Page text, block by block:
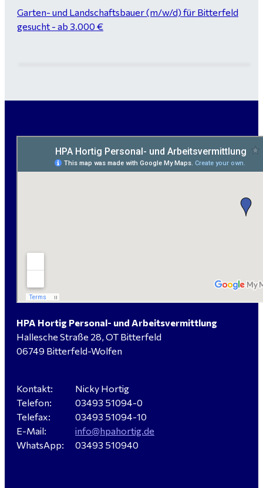
Garten- und Landschaftsbauer (m/w/d) für Bitterfeld
gesucht - ab 3.000 €
handwerklicher Allrounder (m/w/d) für Bitterfeld-
Wolfen gesucht
Sandersdorf- Brehna gesucht
Verkäufer / Fachberater (m/w/d) - Baustoffe Fliesen -
Servicemeister Kfz (m/w/d) - Bitterfeld-Wolfen
gesucht - ab 4.500,00 €
HPA Hortig Personal- und Arbeitsvermittlung
Hallesche Straße 28, OT Bitterfeld
06749 Bitterfeld-Wolfen
Kontakt:
Telefon:
Telefax:
E-Mail:
WhatsApp:
Nicky Hortig
03493 51094-0
03493 51094-10
info@hpahortig.de
03493 510940